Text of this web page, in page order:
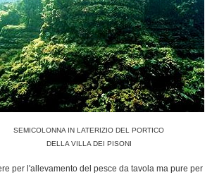
SEMICOLONNA IN LATERIZIO DEL PORTICO
DELLA VILLA DEI PISONI
per l'allevamento del pesce da tavola ma pure per